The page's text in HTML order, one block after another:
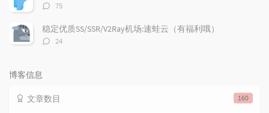
评
数：
75
稳定优质SS/SSR/V2Ray机场:速蛙云（有福利哦）
评
24
博客信息
160
文章数目